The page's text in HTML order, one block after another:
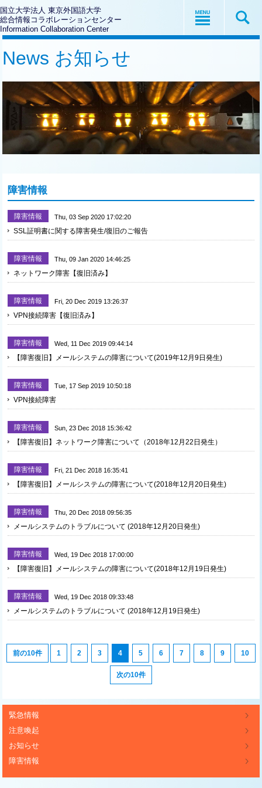
国立大学法人 東京外国語大学
総合情報コラボレーションセンター
Information Collaboration Center
News お知らせ
障害情報
障害情報 Thu, 03 Sep 2020 17:02:20
SSL証明書に関する障害発生/復旧のご報告
障害情報 Thu, 09 Jan 2020 14:46:25
ネットワーク障害【復旧済み】
障害情報 Fri, 20 Dec 2019 13:26:37
VPN接続障害【復旧済み】
障害情報 Wed, 11 Dec 2019 09:44:14
【障害復旧】メールシステムの障害について(2019年12月9日発生)
障害情報 Tue, 17 Sep 2019 10:50:18
VPN接続障害
障害情報 Sun, 23 Dec 2018 15:36:42
【障害復旧】ネットワーク障害について（2018年12月22日発生）
障害情報 Fri, 21 Dec 2018 16:35:41
【障害復旧】メールシステムの障害について(2018年12月20日発生)
障害情報 Thu, 20 Dec 2018 09:56:35
メールシステムのトラブルについて (2018年12月20日発生)
障害情報 Wed, 19 Dec 2018 17:00:00
【障害復旧】メールシステムの障害について(2018年12月19日発生)
障害情報 Wed, 19 Dec 2018 09:33:48
メールシステムのトラブルについて (2018年12月19日発生)
前の10件 1 2 3 4 5 6 7 8 9 10
次の10件
緊急情報
注意喚起
お知らせ
障害情報